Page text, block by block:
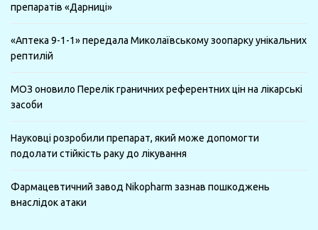
препаратів «Дарниці»
«Аптека 9-1-1» передала Миколаївському зоопарку унікальних
рептилій
МОЗ оновило Перелік граничних референтних цін на лікарські
засоби
Науковці розробили препарат, який може допомогти
подолати стійкість раку до лікування
Фармацевтичний завод Nikopharm зазнав пошкоджень
внаслідок атаки